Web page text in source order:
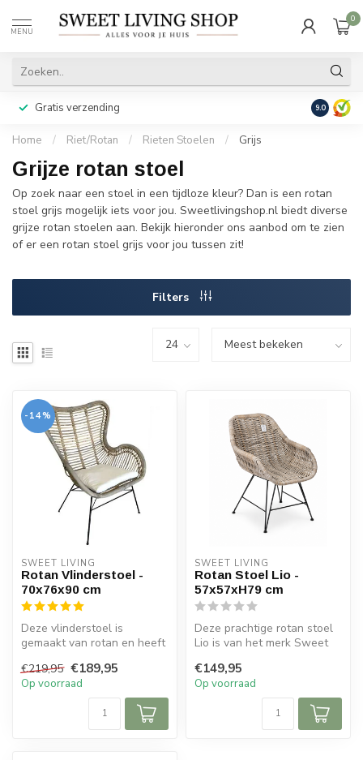
MENU
0
Gratis verzending Achteraf
9.0
Home / Riet/Rotan / Rieten Stoelen / Grijs
Grijze rotan stoel
Op zoek naar een stoel in een tijdloze kleur? Dan is een rotan
stoel grijs mogelijk iets voor jou. Sweetlivingshop.nl biedt diverse
grijze rotan stoelen aan. Bekijk hieronder ons aanbod om te zien
of er een rotan stoel grijs voor jou tussen zit!
Filters
-14%
SWEET LIVING
Rotan Vlinderstoel -
70x76x90 cm
Deze vlinderstoel is
gemaakt van rotan en heeft
stoel is ...
€219,95 €189,95
Op voorraad
SWEET LIVING
Rotan Stoel Lio -
57x57xH79 cm
Deze prachtige rotan stoel
Lio is van het merk Sweet
€149,95
Op voorraad